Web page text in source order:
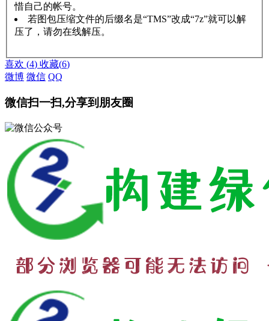
惜自己的帐号。
若图包压缩文件的后缀名是“TMS”改成“7z”就可以解
压了，请勿在线解压。
喜欢 (4) 收藏(6)
微博 微信 QQ
微信扫一扫,分享到朋友圈